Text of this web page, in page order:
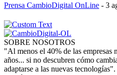
Prensa CambioDigital OnLine - 3
SOBRE NOSOTROS
"Al menos el 40% de las empresas
años... si no descubren cómo
adaptarse a las nuevas